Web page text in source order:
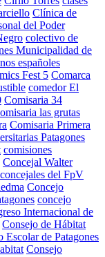
Clínica de
del Poder
colectivo de
Municipalidad de
españoles
Fest 5 Comarca
comedor El
Comisaria 34
las grutas
Comisaria Primera
Patagones
comisiones
Concejal Walter
concejales del FpV
Concejo
concejo
Internacional de
Consejo de Hábitat
Escolar de Patagones
Consejo